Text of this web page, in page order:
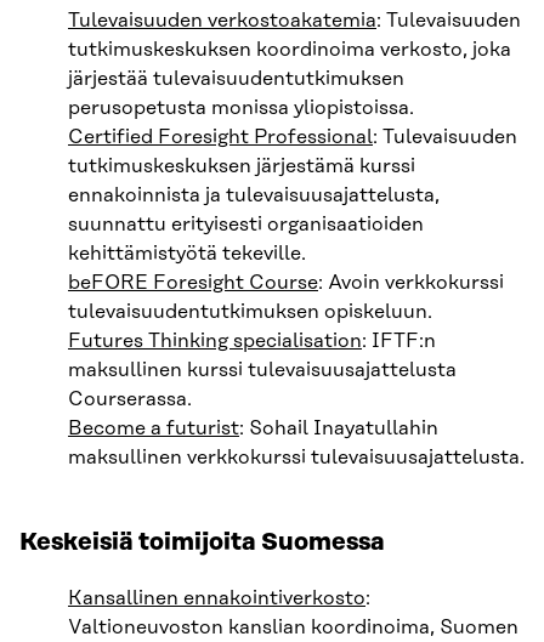
Tulevaisuuden verkostoakatemia: Tulevaisuuden
tutkimuskeskuksen koordinoima verkosto, joka
järjestää tulevaisuudentutkimuksen
perusopetusta monissa yliopistoissa.
Certified Foresight Professional: Tulevaisuuden
tutkimuskeskuksen järjestämä kurssi
ennakoinnista ja tulevaisuusajattelusta,
suunnattu erityisesti organisaatioiden
kehittämistyötä tekeville.
beFORE Foresight Course: Avoin verkkokurssi
tulevaisuudentutkimuksen opiskeluun.
Futures Thinking specialisation: IFTF:n
maksullinen kurssi tulevaisuusajattelusta
Courserassa.
Become a futurist: Sohail Inayatullahin
maksullinen verkkokurssi tulevaisuusajattelusta.
Keskeisiä toimijoita Suomessa
Kansallinen ennakointiverkosto:
Valtioneuvoston kanslian koordinoima, Suomen